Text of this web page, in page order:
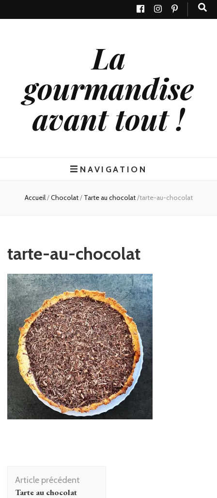
La
gourmandise
avant tout !
NAVIGATION
Accueil/Chocolat/ Tarte au chocolat/tarte-au-chocolat
tarte-au-chocolat
Navigation
d'article
Article précédent
Tarte au chocolat